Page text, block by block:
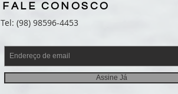
Assine Já
FALE CONOSCO
Tel: (98) 98596-4453